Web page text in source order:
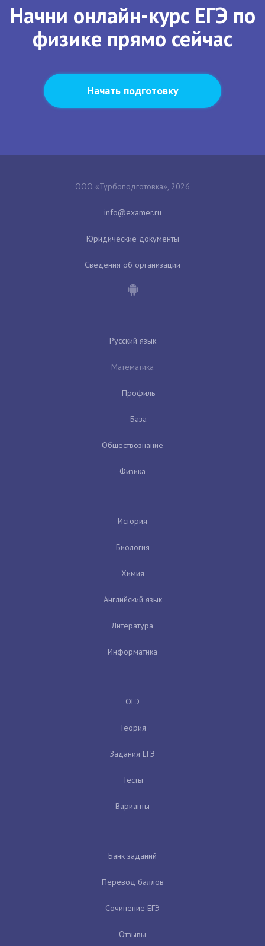
Начни онлайн-курс ЕГЭ по
физике прямо сейчас
Начать подготовку
ООО «Турбоподготовка», 2026
Юридические документы
Сведения об организации
Русский язык
Математика
Профиль
База
Обществознание
Физика
История
Биология
Химия
Английский язык
Литература
Информатика
ОГЭ
Теория
Задания ЕГЭ
Тесты
Варианты
Банк заданий
Перевод баллов
Сочинение ЕГЭ
Отзывы